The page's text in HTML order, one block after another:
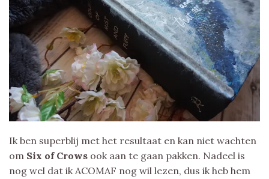
Ik ben superblij met het resultaat en kan niet wachten
om Six of Crows ook aan te gaan pakken. Nadeel is
nog wel dat ik ACOMAF nog wil lezen, dus ik heb hem